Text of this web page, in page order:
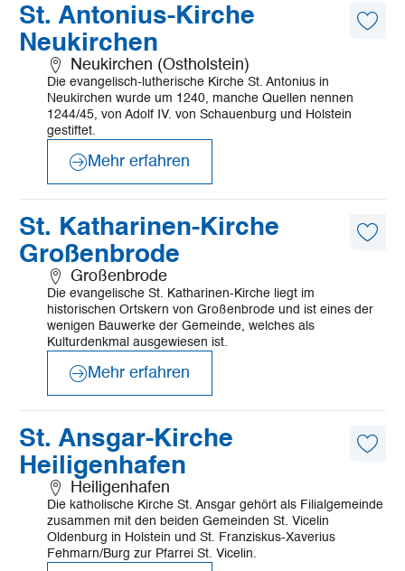
St. Antonius-Kirche
Neukirchen
Neukirchen (Ostholstein)
Die evangelisch-lutherische Kirche St. Antonius in
Neukirchen wurde um 1240, manche Quellen nennen
1244/45, von Adolf IV. von Schauenburg und Holstein
gestiftet.
Mehr
erfahren
Mehr erfahren
St. Katharinen-Kirche
Großenbrode
Großenbrode
Die evangelische St. Katharinen-Kirche liegt im
historischen Ortskern von Großenbrode und ist eines der
wenigen Bauwerke der Gemeinde, welches als
Kulturdenkmal ausgewiesen ist.
Mehr
erfahren
Mehr erfahren
St. Ansgar-Kirche
Heiligenhafen
Heiligenhafen
Die katholische Kirche St. Ansgar gehört als Filialgemeinde
zusammen mit den beiden Gemeinden St. Vicelin
Oldenburg in Holstein und St. Franziskus-Xaverius
Fehmarn/Burg zur Pfarrei St. Vicelin.
Mehr
erfahren